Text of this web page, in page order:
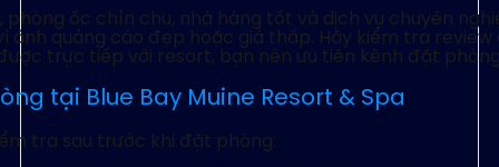
ốc chỉn chu, nhà hàng tốt và dịch vụ chuyên
quảng cáo đẹp hoặc giá thấp. Hãy kiểm tra
trực tiếp với resort, bạn nên ưu tiên kênh đặt
tại Blue Bay Muine Resort & Spa
tra sau trước khi đặt phòng: